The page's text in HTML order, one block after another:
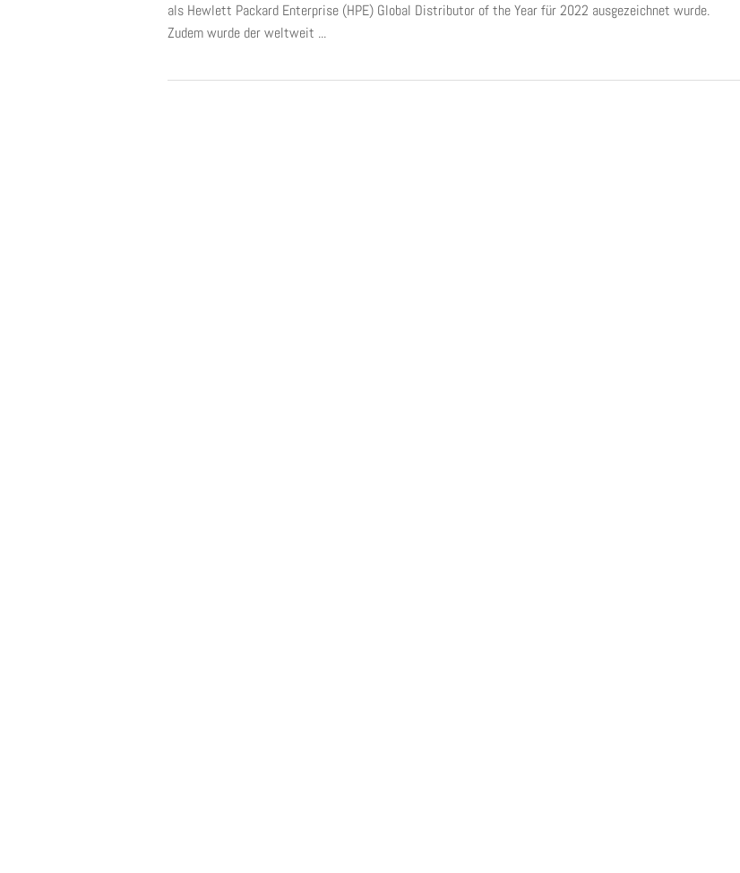
als Hewlett Packard Enterprise (HPE) Global Distributor of the Year für 2022 ausgezeichnet wurde.
Zudem wurde der weltweit ...